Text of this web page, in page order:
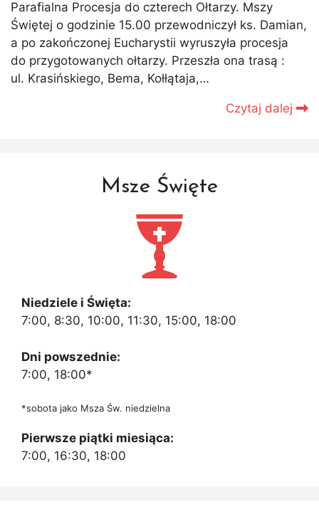
Parafialna Procesja do czterech Ołtarzy. Mszy
Świętej o godzinie 15.00 przewodniczył ks. Damian,
a po zakończonej Eucharystii wyruszyła procesja
do przygotowanych ołtarzy. Przeszła ona trasą :
ul. Krasińskiego, Bema, Kołłątaja,…
Czytaj dalej
Msze Święte
Niedziele i Święta:
7:00, 8:30, 10:00, 11:30, 15:00, 18:00
Dni powszednie:
7:00, 18:00*
*sobota jako Msza Św. niedzielna
Pierwsze piątki miesiąca:
7:00, 16:30, 18:00